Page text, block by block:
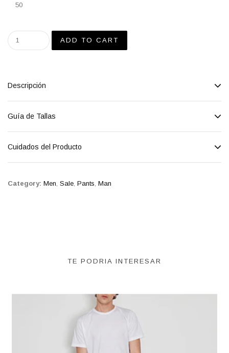
50
Descripción
Guía de Tallas
Cuidados del Producto
Category: Men Sale Pants Man
TE PODRIA INTERESAR